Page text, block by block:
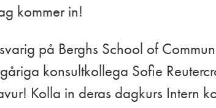
kommer in!
på Berghs School of
konsultkollega Sofie
Kolla in deras dagkurs Intern